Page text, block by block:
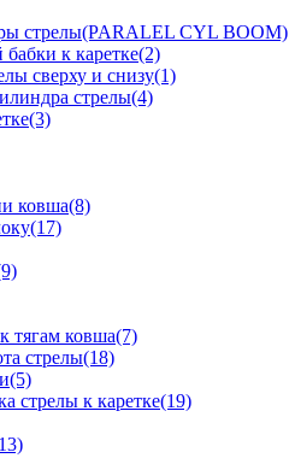
стрелы(PARALEL CYL BOOM)
к каретке(2)
сверху и снизу(1)
стрелы(4)
ковша(8)
тягам ковша(7)
стрелы(18)
стрелы к каретке(19)